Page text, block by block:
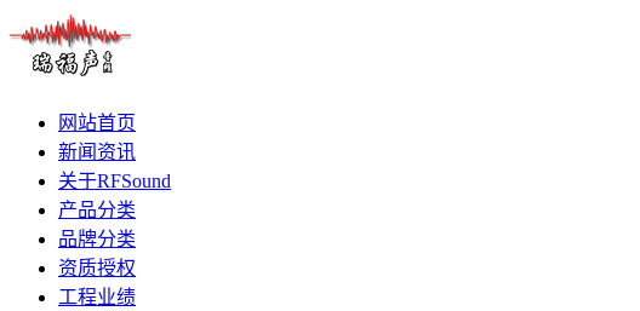
网站首页
新闻资讯
关于RFSound
产品分类
品牌分类
资质授权
工程业绩